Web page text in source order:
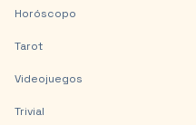
Horóscopo
Tarot
Videojuegos
Trivial